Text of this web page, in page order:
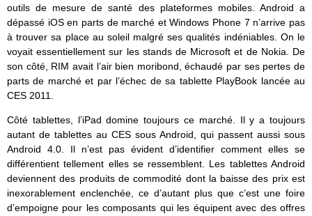
outils de mesure de santé des plateformes mobiles. Android a
dépassé iOS en parts de marché et Windows Phone 7 n’arrive pas
à trouver sa place au soleil malgré ses qualités indéniables. On le
voyait essentiellement sur les stands de Microsoft et de Nokia. De
son côté, RIM avait l’air bien moribond, échaudé par ses pertes de
parts de marché et par l’échec de sa tablette PlayBook lancée au
CES 2011.
Côté tablettes, l’iPad domine toujours ce marché. Il y a toujours
autant de tablettes au CES sous Android, qui passent aussi sous
Android 4.0. Il n’est pas évident d’identifier comment elles se
différentient tellement elles se ressemblent. Les tablettes Android
deviennent des produits de commodité dont la baisse des prix est
inexorablement enclenchée, ce d’autant plus que c’est une foire
d’empoigne pour les composants qui les équipent avec des offres